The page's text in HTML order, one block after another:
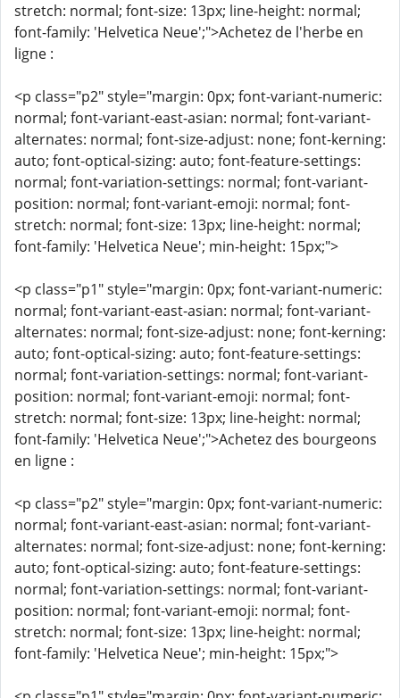
stretch: normal; font-size: 13px; line-height: normal;
font-family: 'Helvetica Neue';">Achetez de l'herbe en
ligne :
<p class="p2" style="margin: 0px; font-variant-numeric:
normal; font-variant-east-asian: normal; font-variant-
alternates: normal; font-size-adjust: none; font-kerning:
auto; font-optical-sizing: auto; font-feature-settings:
normal; font-variation-settings: normal; font-variant-
position: normal; font-variant-emoji: normal; font-
stretch: normal; font-size: 13px; line-height: normal;
font-family: 'Helvetica Neue'; min-height: 15px;">
<p class="p1" style="margin: 0px; font-variant-numeric:
normal; font-variant-east-asian: normal; font-variant-
alternates: normal; font-size-adjust: none; font-kerning:
auto; font-optical-sizing: auto; font-feature-settings:
normal; font-variation-settings: normal; font-variant-
position: normal; font-variant-emoji: normal; font-
stretch: normal; font-size: 13px; line-height: normal;
font-family: 'Helvetica Neue';">Achetez des bourgeons
en ligne :
<p class="p2" style="margin: 0px; font-variant-numeric:
normal; font-variant-east-asian: normal; font-variant-
alternates: normal; font-size-adjust: none; font-kerning:
auto; font-optical-sizing: auto; font-feature-settings:
normal; font-variation-settings: normal; font-variant-
position: normal; font-variant-emoji: normal; font-
stretch: normal; font-size: 13px; line-height: normal;
font-family: 'Helvetica Neue'; min-height: 15px;">